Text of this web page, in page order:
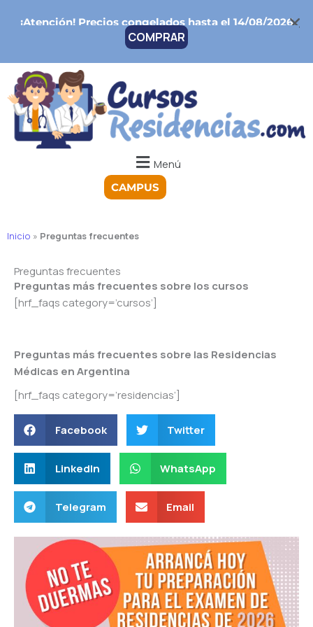
¡Atención!Precios congelados hasta el 14/08/2026
COMPRAR
Menú
CAMPUS
Inicio » Preguntas frecuentes
Preguntas frecuentes
Preguntas más frecuentes sobre los cursos
[hrf_faqs category=’cursos’]
Preguntas más frecuentes sobre las Residencias
Médicas en Argentina
[hrf_faqs category=’residencias’]
Facebook Twitter
LinkedIn WhatsApp
Telegram Email